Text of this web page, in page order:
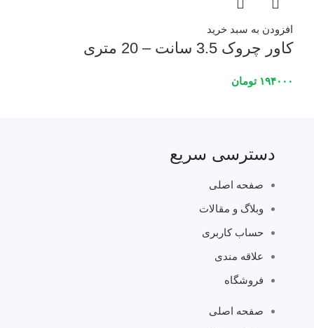
افزودن به سبد خرید
کاور چروک 3.5 سانت – 20 متری
۱۹۴۰۰۰ تومان
دسترسی سریع
صفحه اصلی
وبلاگ و مقالات
حساب کاربری
علاقه مندی
فروشگاه
صفحه اصلی